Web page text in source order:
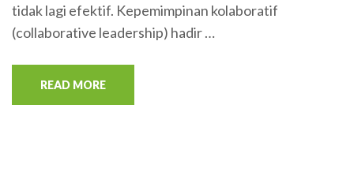
tidak lagi efektif. Kepemimpinan kolaboratif
(collaborative leadership) hadir …
READ MORE